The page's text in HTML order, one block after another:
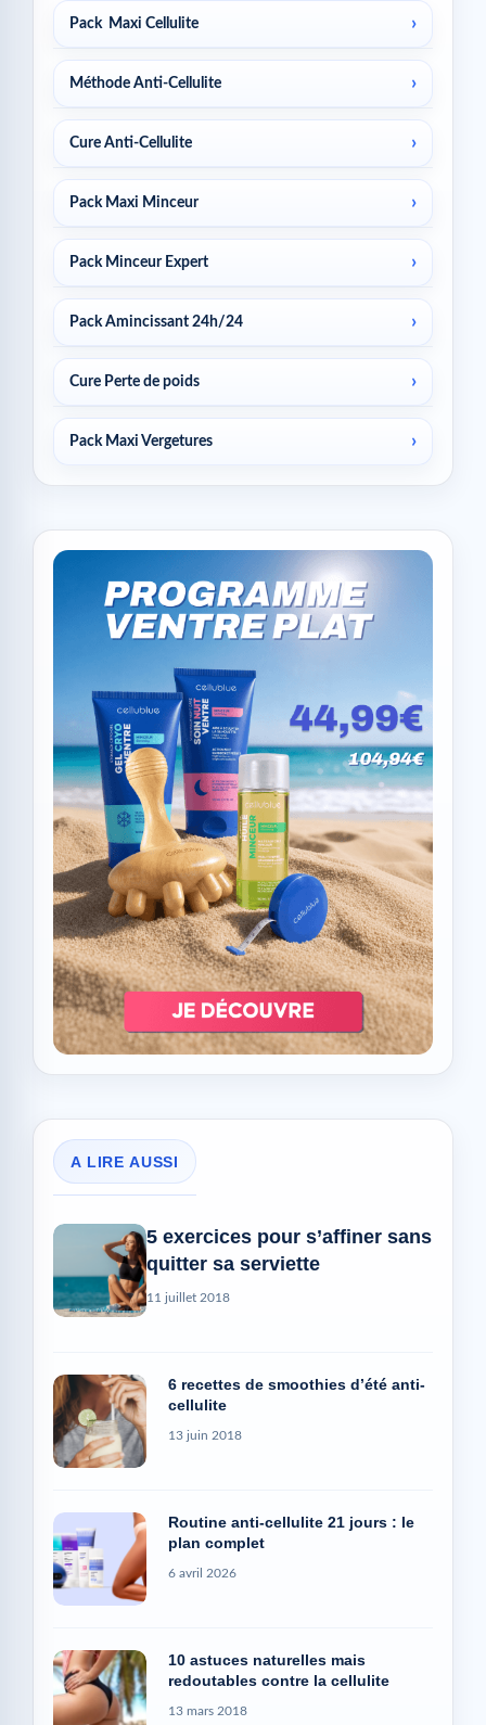
Pack Maxi Cellulite
Méthode Anti-Cellulite
Cure Anti-Cellulite
Pack Maxi Minceur
Pack Minceur Expert
Pack Amincissant 24h/24
Cure Perte de poids
Pack Maxi Vergetures
A LIRE AUSSI
5 exercices pour s’affiner sans
quitter sa serviette
11 juillet 2018
6 recettes de smoothies d’été anti-
cellulite
13 juin 2018
Routine anti-cellulite 21 jours : le
plan complet
6 avril 2026
10 astuces naturelles mais
redoutables contre la cellulite
13 mars 2018